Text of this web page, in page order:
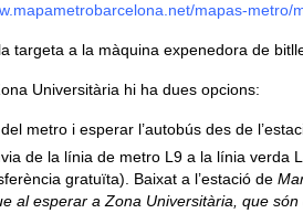
mapas-
targeta a la màquina expenedora de
Universitària hi ha dues opcions:
metro i esperar l’autobús des de
de la línia de metro L9 a la línia verda
gratuïta). Baixat a l’estació de
al esperar a Zona Universitària, que